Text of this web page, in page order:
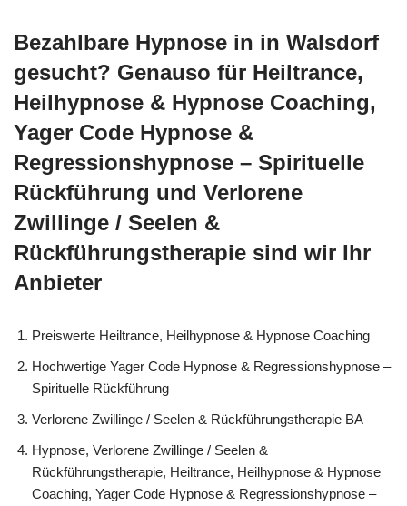
Bezahlbare Hypnose in in Walsdorf
gesucht? Genauso für Heiltrance,
Heilhypnose & Hypnose Coaching,
Yager Code Hypnose &
Regressionshypnose – Spirituelle
Rückführung und Verlorene
Zwillinge / Seelen &
Rückführungstherapie sind wir Ihr
Anbieter
Preiswerte Heiltrance, Heilhypnose & Hypnose Coaching
Hochwertige Yager Code Hypnose & Regressionshypnose –
Spirituelle Rückführung
Verlorene Zwillinge / Seelen & Rückführungstherapie BA
Hypnose, Verlorene Zwillinge / Seelen &
Rückführungstherapie, Heiltrance, Heilhypnose & Hypnose
Coaching, Yager Code Hypnose & Regressionshypnose –